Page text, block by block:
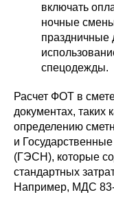
включать
ночные
праздничные
спецодежды.
Расчет ФОТ в
документах, таких
определению
и
(ГЭСН), которые
стандартных
Например, МДС 83-